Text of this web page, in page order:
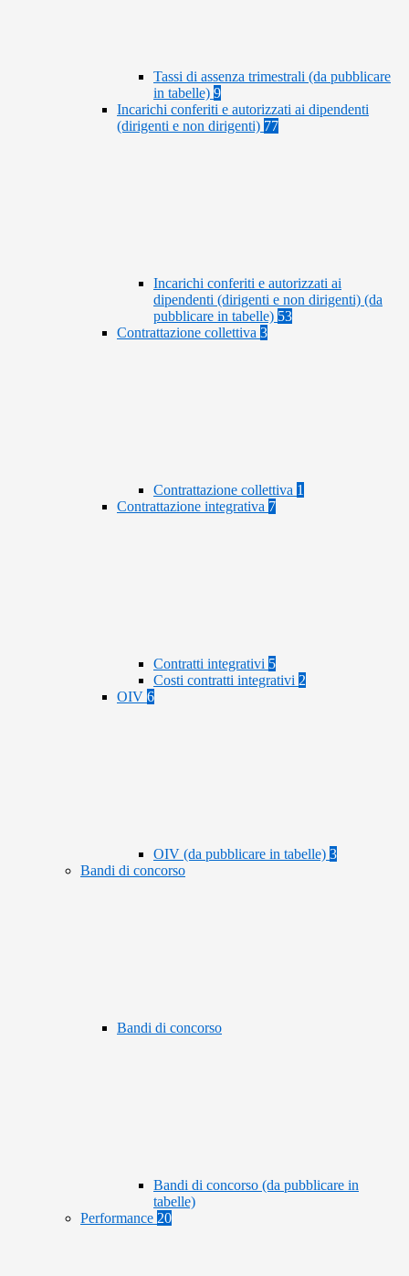
Tassi di assenza trimestrali (da pubblicare
in tabelle) 9
Incarichi conferiti e autorizzati ai dipendenti
(dirigenti e non dirigenti) 77
Incarichi conferiti e autorizzati ai
dipendenti (dirigenti e non dirigenti) (da
pubblicare in tabelle) 53
Contrattazione collettiva 3
Contrattazione collettiva 1
Contrattazione integrativa 7
Contratti integrativi 5
Costi contratti integrativi 2
OIV 6
OIV (da pubblicare in tabelle) 3
Bandi di concorso
Bandi di concorso
Bandi di concorso (da pubblicare in
tabelle)
Performance 20